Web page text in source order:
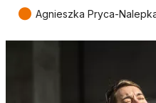
● Agnieszka Pryca-